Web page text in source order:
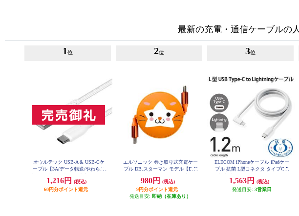
最新の充電・通信ケーブルの
1 位
オウルテック USB-A & USB-Cケ
ーブル【3A/データ転送/やわらか
ワイト】 OWL-CBA4CA10-WH
1,216円
(税込)
60円分ポイント還元
2位
エルソニック 巻き取り式充電ケー
ブル DB.スターマン モデル【DeN
0W/携帯、PC充電、iPad】 EC-MC
C10S
980円
(税込)
9円分ポイント還元
発送目安: 即納（在庫あり）
3位
ELECOM iPhoneケーブル iPadケー
ブル 抗菌 L型コネクタ タイプC P
イト MPA-CLL12WH
1,563円
(税込)
発送目安: 3営業日